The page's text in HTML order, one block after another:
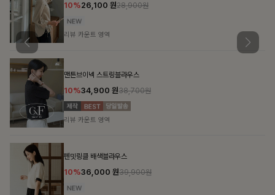
10%15,300 원16,900원
리뷰 카운트 영역
칠킷배색 프린팅맨투맨티
10%20,700 원22,900원
리뷰 카운트 영역
16,200 17,900원